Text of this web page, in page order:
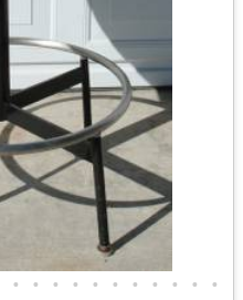
• • • • • • • • • • •